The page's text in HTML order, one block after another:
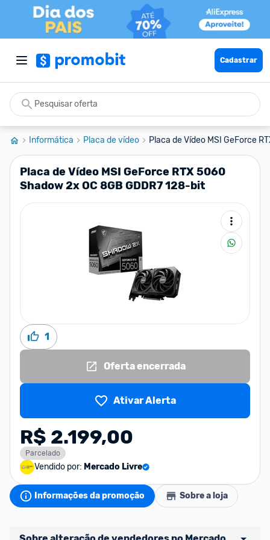
Cadastrar
Informática Placa de vídeo Placa de Vídeo MSI GeForce
Placa de Vídeo MSI GeForce RTX 5060
Shadow 2x OC 8GB GDDR7 128-bit
1
Oferta encerrada
Ativar Alerta
R$ 2.199,00
Parcelado
Vendido por: Mercado Livre
Informações da promoção Sobre a loja